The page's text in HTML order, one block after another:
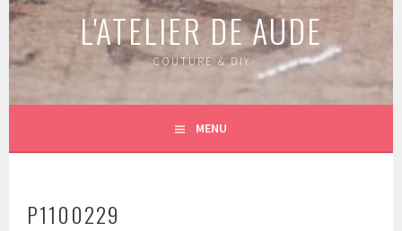
L'ATELIER DE AUDE
COUTURE & DIY
MENU
P1100229